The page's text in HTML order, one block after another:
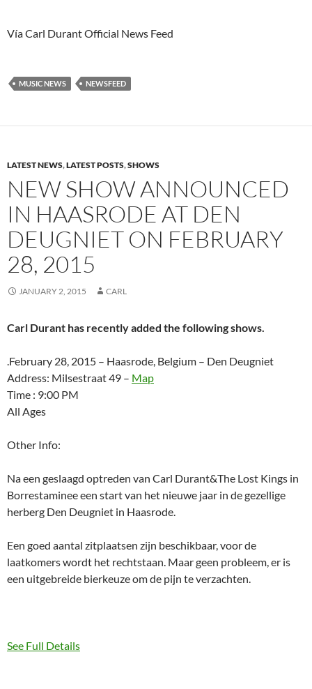
Vía Carl Durant Official News Feed
MUSIC NEWS NEWSFEED
LATEST NEWS,LATEST POSTS,SHOWS
NEW SHOW ANNOUNCED
IN HAASRODE AT DEN
DEUGNIET ON FEBRUARY
28, 2015
JANUARY 2, 2015 CARL
Carl Durant has recently added the following shows.
.February 28, 2015 – Haasrode, Belgium – Den Deugniet
Address: Milsestraat 49 – Map
Time : 9:00 PM
All Ages
Other Info:
Na een geslaagd optreden van Carl Durant&The Lost Kings in
Borrestaminee een start van het nieuwe jaar in de gezellige
herberg Den Deugniet in Haasrode.
Een goed aantal zitplaatsen zijn beschikbaar, voor de
laatkomers wordt het rechtstaan. Maar geen probleem, er is
een uitgebreide bierkeuze om de pijn te verzachten.
See Full Details